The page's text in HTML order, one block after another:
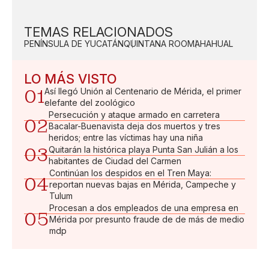
TEMAS RELACIONADOS
PENÍNSULA DE YUCATÁNQUINTANA ROOMAHAHUAL
LO MÁS VISTO
01Así llegó Unión al Centenario de Mérida, el primer
elefante del zoológico
02
Persecución y ataque armado en carretera
Bacalar-Buenavista deja dos muertos y tres
heridos; entre las víctimas hay una niña
03Quitarán la histórica playa Punta San Julián a los
habitantes de Ciudad del Carmen
04
Continúan los despidos en el Tren Maya:
reportan nuevas bajas en Mérida, Campeche y
Tulum
05
Procesan a dos empleados de una empresa en
Mérida por presunto fraude de de más de medio
mdp